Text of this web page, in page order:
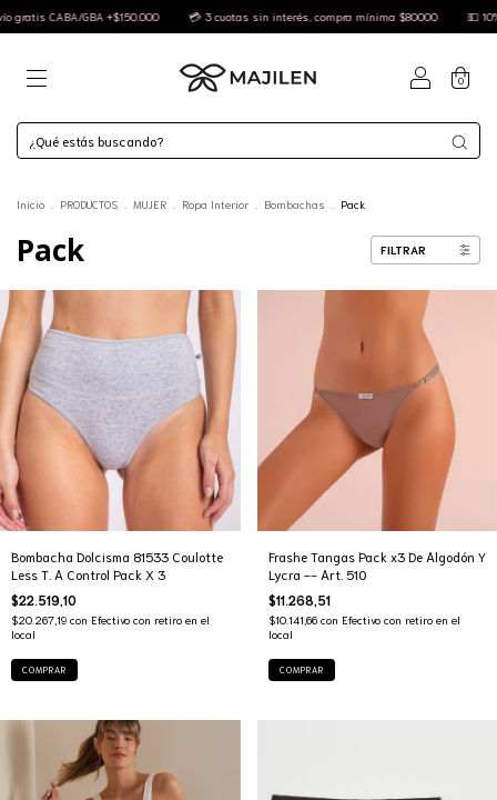
💳 3 cuotas sin interés, compra mínima $80000 💵 10% OFF efectivo 🚚
0
Inicio PRODUCTOS MUJER Ropa Interior Bombachas Pack
Pack FILTRAR
Bombacha Dolcisma 81533 Coulotte
Less T. A Control Pack X 3
$22.519,10
$20.267,19 con Efectivo con retiro en el
local
COMPRAR
Frashe Tangas Pack x3 De Algodón Y
Lycra -- Art. 510
$11.268,51
$10.141,66 con Efectivo con retiro en el
local
COMPRAR